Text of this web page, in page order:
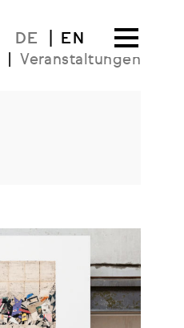
DE EN
Veranstaltungen